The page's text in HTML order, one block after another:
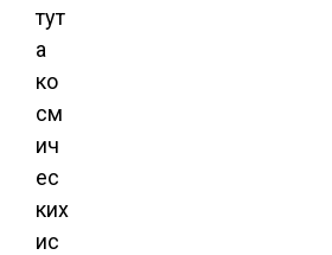
тут
а
ко
см
ич
ес
ких
ис